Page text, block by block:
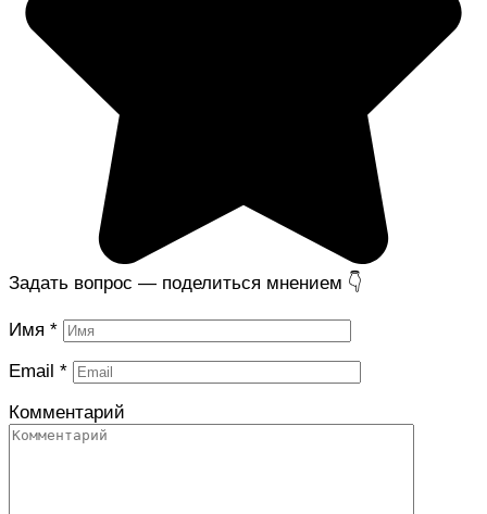
Задать вопрос — поделиться мнением 👇
Имя *
Email *
Комментарий